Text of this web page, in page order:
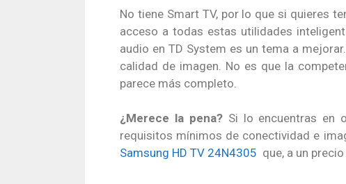
No tiene Smart TV, por lo que si quieres
acceso a todas estas utilidades
audio en TD System es un tema a
calidad de imagen. No es que la
parece más completo.
¿Merece la pena? Si lo encuentras en
requisitos mínimos de conectividad e
Samsung HD TV 24N4305 que, a un